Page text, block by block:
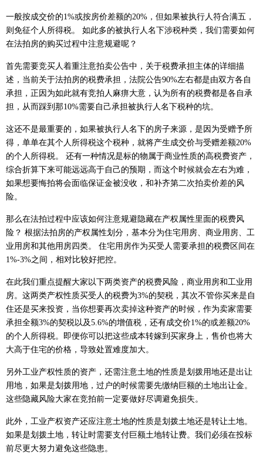
一般按成交价的1%或按房价差额的20%，但如果被执行人符合满五，
则免征个人所得税。 如此多的被执行人名下涉税种类，我们需要如何
在法拍房的购买过程中注意规避呢？
首先需要竞买人着重注意拍卖公告中，关于税费承担主体的详细描
述，当前关于法拍房的税费承担，法院公告90%左右都是由双方各自
承担，正因为如此就有竞拍人麻痹大意，认为所有的税费都是各自承
担，从而踩到那10%需要自己承担被执行人名下税种的坑。
这还不是最重要的，如果被执行人名下的房子来源，是因为受赠予所
得，单单在其个人所得税这个税种，就将产生成交价与受赠差额20%
的个人所得税。 还有一种情况是标的物属于商业性质的高税费资产，
综合折算下来可能远远高于自己的预期，而这个时候就会左右为难，
如果想要悔拍将会面临保证金被没收，和补齐第二次拍卖价差的风
险。
那么在法拍过程中应该如何注意规避隐藏在产权属性里面的税费风
险？ 根据法拍房的产权属性划分，基本分为住宅用房、商业用房、工
业用房和其他用房四类。 住宅用房作为买受人需要承担的税费区间在
1%-3%之间，相对比较好把控。
在此我们重点提醒大家以下两类资产的税费风险，商业用房和工业用
房。这两类产权性质买受人的税费为3%的契税，其次不管你买来是自
住还是买来投资，当你想要再次卖掉这种资产的时候，作为卖家需要
承担全额3%的契税以及5.6%的增值税，还有成交价1%的或差额20%
的个人所得税。即便你可以把这些成本转嫁到买家身上，售价也将大
大高于住宅的价格，导致处置难度加大。
另外工业产权性质的资产，还需注意土地的性质是划拨用地还是出让
用地，如果是划拨用地，过户的时候需要先缴纳巨额的土地出让金。
这些隐藏风险大家在竞拍前一定要做好尽调避免损失。
此外，工业产权资产还应注意土地的性质是划拨土地还是转让土地。
如果是划拨土地，转让时需要支付巨额土地转让费。我们必须在投标
前尽更大努力避免这些隐患。